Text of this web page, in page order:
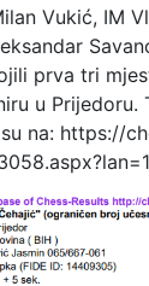
Vukić, IM
prva tri
u Prijedoru.
na: https://